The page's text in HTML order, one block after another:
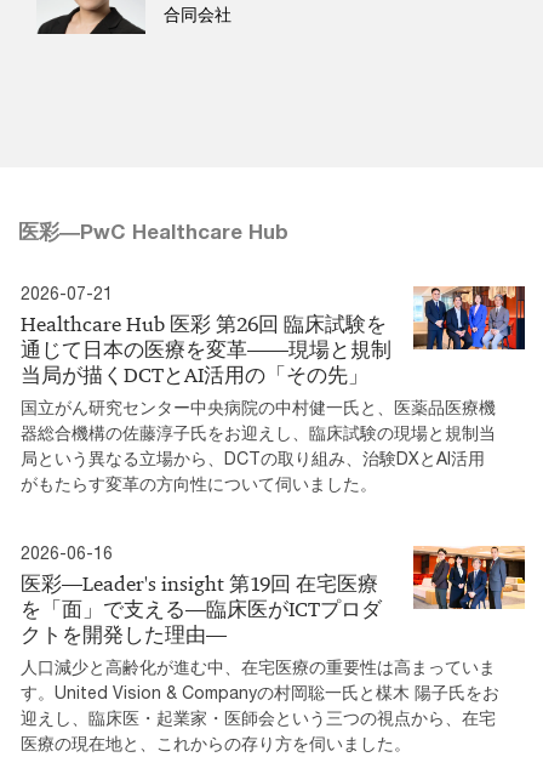
合同会社
医彩―PwC Healthcare Hub
2026-07-21
Healthcare Hub 医彩 第26回 臨床試験を
通じて日本の医療を変革――現場と規制
当局が描くDCTとAI活用の「その先」
国立がん研究センター中央病院の中村健一氏と、医薬品医療機
器総合機構の佐藤淳子氏をお迎えし、臨床試験の現場と規制当
局という異なる立場から、DCTの取り組み、治験DXとAI活用
がもたらす変革の方向性について伺いました。
2026-06-16
医彩―Leader's insight 第19回 在宅医療
を「面」で支える―臨床医がICTプロダ
クトを開発した理由―
人口減少と高齢化が進む中、在宅医療の重要性は高まっていま
す。United Vision & Companyの村岡聡一氏と楳木 陽子氏をお
迎えし、臨床医・起業家・医師会という三つの視点から、在宅
医療の現在地と、これからの存り方を伺いました。